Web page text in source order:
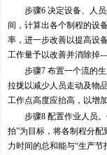
步骤6 决定设备、人员
间，计算出各个制程的设
率，进一步改善以提高设
工作量予以改善并消除掉
步骤7 布置一个流的生
拉拢以减少人员走动及物
工作点高度应抬高，以增
步骤8 配置作业人员。
拍”为目标，将各制程分
力时间的总和能与“生产